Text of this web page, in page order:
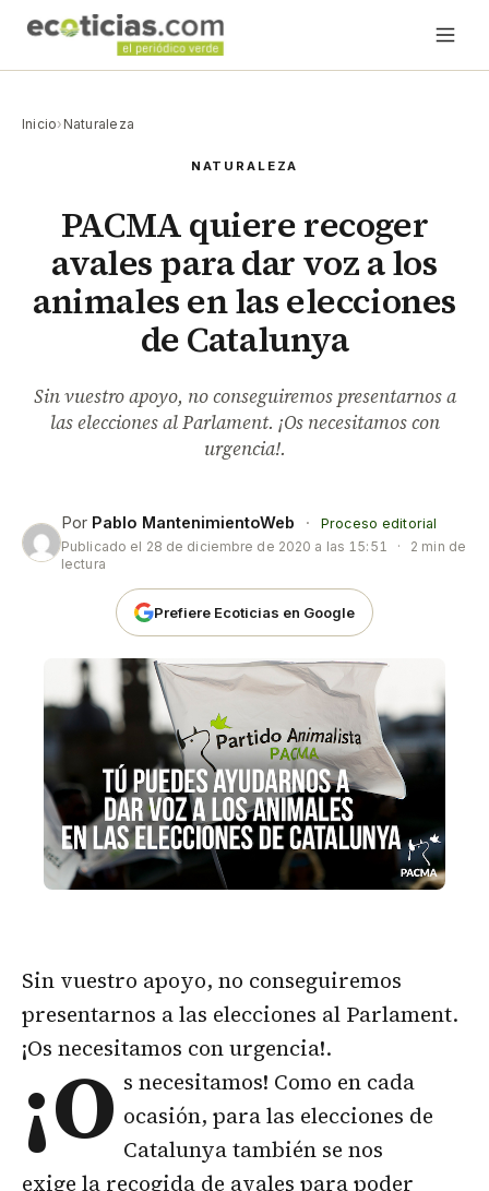
Inicio› Naturaleza
NATURALEZA
PACMA quiere recoger
avales para dar voz a los
animales en las elecciones
de Catalunya
Sin vuestro apoyo, no conseguiremos presentarnos a
las elecciones al Parlament. ¡Os necesitamos con
urgencia!.
Por Pablo MantenimientoWeb ·
Proceso editorial
Publicado el 28 de diciembre de 2020 a las 15:51 ·
2 min de
lectura
Prefiere Ecoticias en Google
Sin vuestro apoyo, no conseguiremos
presentarnos a las elecciones al Parlament.
¡Os necesitamos con urgencia!.
¡O s necesitamos! Como en cada
ocasión, para las elecciones de
Catalunya también se nos
exige la recogida de avales para poder